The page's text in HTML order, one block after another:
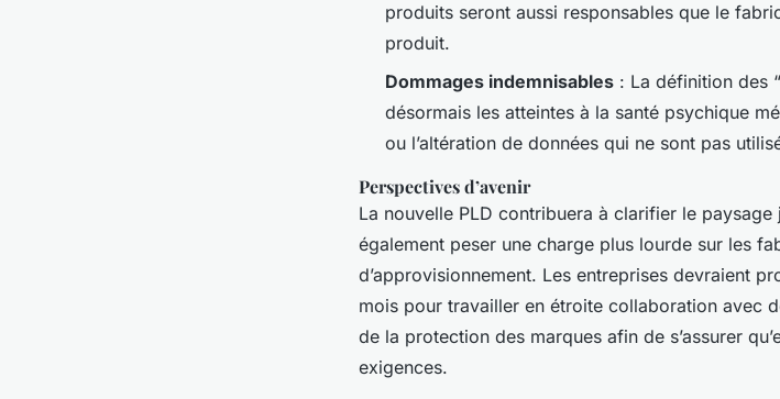
produits seront aussi responsables que le
produit.
Dommages indemnisables : La définition des
désormais les atteintes à la santé psychique
ou l’altération de données qui ne sont pas
Perspectives d’avenir
La nouvelle PLD contribuera à clarifier le
également peser une charge plus lourde sur les
d’approvisionnement. Les entreprises devraient
mois pour travailler en étroite collaboration avec
de la protection des marques afin de s’assurer
exigences.